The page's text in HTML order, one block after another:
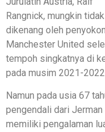
Rangnick, mungkin
dikenang oleh
Manchester United
tempoh singkatnya di
pada musim 2021-2022.
Namun pada usia 67
pengendali dari Jerman
memiliki pengalaman